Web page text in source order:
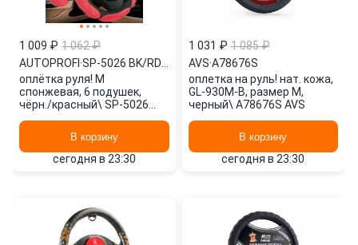
1 009 ₽ 1 062 ₽
AUTOPROFI·
оплётка руля! М
спонжевая, 6 подушек,
чёрн./красный\ SP-5026
В корзину
сегодня в 23:30
1 031 ₽ 1 085 ₽
AVS·A78676S
оплетка на руль! нат. кожа,
GL-930M-B, размер M,
черный\ A78676S AVS
В корзину
сегодня в 23:30